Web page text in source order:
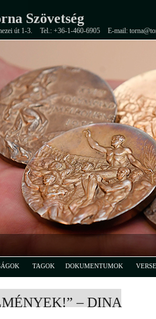
Szövetség
út 1-3. Tel.: +36-1-460-6905 E-mail:
TAGOK DOKUMENTUMOK
– DINA